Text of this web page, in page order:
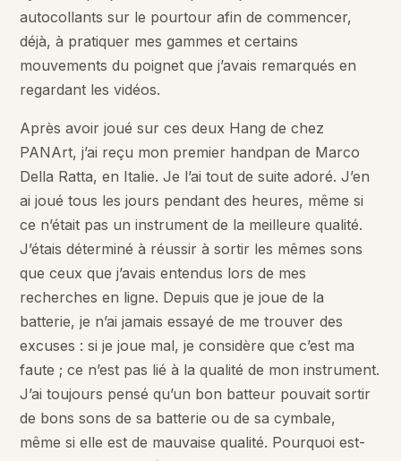
autocollants sur le pourtour afin de commencer,
déjà, à pratiquer mes gammes et certains
mouvements du poignet que j’avais remarqués en
regardant les vidéos.
Après avoir joué sur ces deux Hang de chez
PANArt, j’ai reçu mon premier handpan de Marco
Della Ratta, en Italie. Je l’ai tout de suite adoré. J’en
ai joué tous les jours pendant des heures, même si
ce n’était pas un instrument de la meilleure qualité.
J’étais déterminé à réussir à sortir les mêmes sons
que ceux que j’avais entendus lors de mes
recherches en ligne. Depuis que je joue de la
batterie, je n’ai jamais essayé de me trouver des
excuses : si je joue mal, je considère que c’est ma
faute ; ce n’est pas lié à la qualité de mon instrument.
J’ai toujours pensé qu’un bon batteur pouvait sortir
de bons sons de sa batterie ou de sa cymbale,
même si elle est de mauvaise qualité. Pourquoi est-